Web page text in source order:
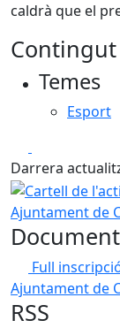
caldrà que el
Temes
Esport
Darrera
Cartell de
Ajuntament de
Full
Ajuntament de
RSS